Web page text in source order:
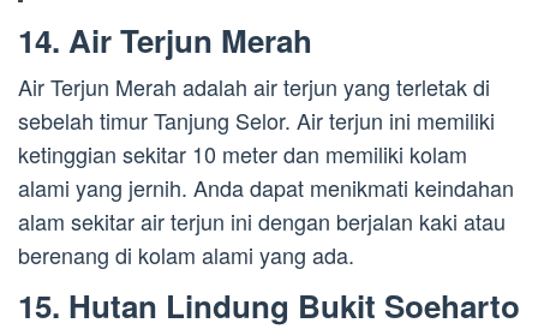
14. Air Terjun Merah
Air Terjun Merah adalah air terjun yang terletak di
sebelah timur Tanjung Selor. Air terjun ini memiliki
ketinggian sekitar 10 meter dan memiliki kolam
alami yang jernih. Anda dapat menikmati keindahan
alam sekitar air terjun ini dengan berjalan kaki atau
berenang di kolam alami yang ada.
15. Hutan Lindung Bukit Soeharto